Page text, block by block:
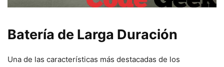
Batería de Larga Duración
Una de las características más destacadas de los